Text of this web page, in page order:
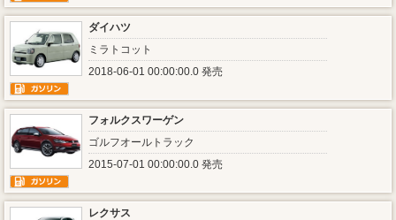
ダイハツ
ミラトコット
2018-06-01 00:00:00.0 発売
フォルクスワーゲン
ゴルフオールトラック
2015-07-01 00:00:00.0 発売
レクサス